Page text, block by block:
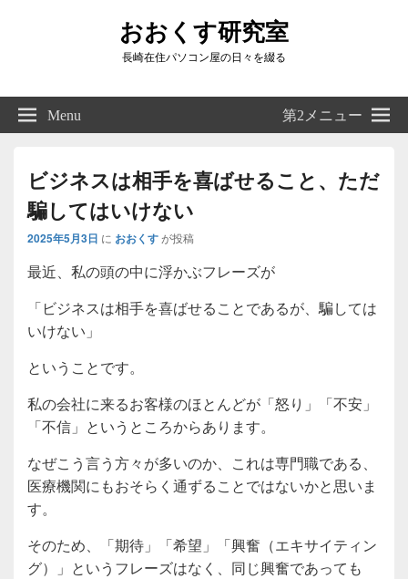
おおくす研究室
長崎在住パソコン屋の日々を綴る
Right
Sidebar
Widget
Menu 第2メニュー
ビジネスは相手を喜ばせること、ただ
騙してはいけない
2025年5月3日 に おおくすが投稿
最近、私の頭の中に浮かぶフレーズが
「ビジネスは相手を喜ばせることであるが、騙しては
いけない」
ということです。
私の会社に来るお客様のほとんどが「怒り」「不安」
「不信」というところからあります。
なぜこう言う方々が多いのか、これは専門職である、
医療機関にもおそらく通ずることではないかと思いま
す。
そのため、「期待」「希望」「興奮（エキサイティン
グ）」というフレーズはなく、同じ興奮であっても